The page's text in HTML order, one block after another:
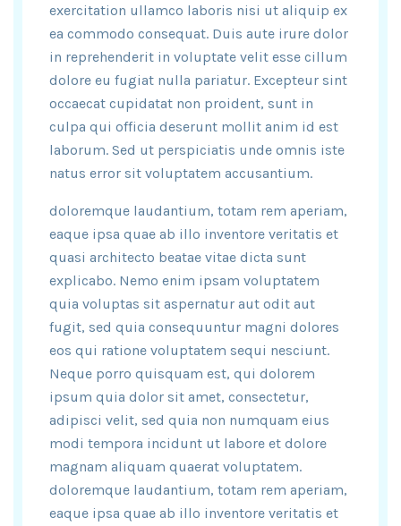
exercitation ullamco laboris nisi ut aliquip ex
ea commodo consequat. Duis aute irure dolor
in reprehenderit in voluptate velit esse cillum
dolore eu fugiat nulla pariatur. Excepteur sint
occaecat cupidatat non proident, sunt in
culpa qui officia deserunt mollit anim id est
laborum. Sed ut perspiciatis unde omnis iste
natus error sit voluptatem accusantium.
doloremque laudantium, totam rem aperiam,
eaque ipsa quae ab illo inventore veritatis et
quasi architecto beatae vitae dicta sunt
explicabo. Nemo enim ipsam voluptatem
quia voluptas sit aspernatur aut odit aut
fugit, sed quia consequuntur magni dolores
eos qui ratione voluptatem sequi nesciunt.
Neque porro quisquam est, qui dolorem
ipsum quia dolor sit amet, consectetur,
adipisci velit, sed quia non numquam eius
modi tempora incidunt ut labore et dolore
magnam aliquam quaerat voluptatem.
doloremque laudantium, totam rem aperiam,
eaque ipsa quae ab illo inventore veritatis et